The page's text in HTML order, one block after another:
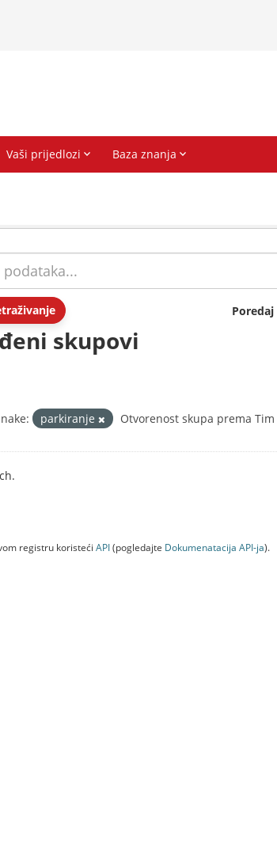
skupovi
parkiranje Otvorenost skupa prema
registru koristeći API(pogledajte Dokumenаtаcijа API-jа).